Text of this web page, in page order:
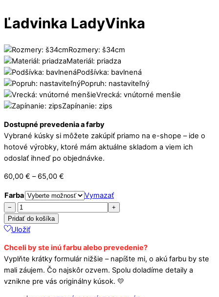
Ľadvinka LadyVinka
Rozmery: š34cm
Materiál: priadza
Podšívka: bavlnená
Popruh: nastaviteľný
Vrecká: vnútorné menšie
Zapínanie: zips
Dostupné prevedenia a farby
Vybrané kúsky si môžete zakúpiť priamo na e-shope – ide o
hotové výrobky, ktoré mám aktuálne skladom a viem ich
odoslať ihneď po objednávke.
60,00 € – 65,00 €
60,00 €
Farba Vymazať
−
množstvo
Ľadvinka
LadyVinka
+
Pridať do košíka
Uložiť
Chceli by ste inú farbu alebo prevedenie?
Vyplňte krátky formulár nižšie – napíšte mi, o akú farbu by ste
mali záujem. Čo najskôr ozvem. Spolu doladíme detaily a
vznikne pre vás originálny kúsok. 💛